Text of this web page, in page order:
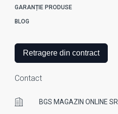
GARANȚIE PRODUSE
BLOG
Retragere din contract
Contact
BGS MAGAZIN ONLINE SRL